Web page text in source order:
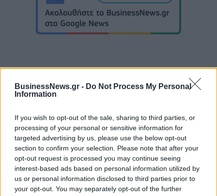
BusinessNews.gr - Do Not Process My Personal
Information
If you wish to opt-out of the sale, sharing to third parties, or
processing of your personal or sensitive information for
targeted advertising by us, please use the below opt-out
section to confirm your selection. Please note that after your
opt-out request is processed you may continue seeing
interest-based ads based on personal information utilized by
us or personal information disclosed to third parties prior to
your opt-out. You may separately opt-out of the further
Νόλεϊ: «Ανυπομονώ να ζήσω την εκπληκτική ενέργεια των οπαδών
της ΑΕΚ»
Πάρκερ: «Όνειρό μου να
κατακτήσω το ΝΒΑ Europe με τη
Βιλερμπάν – Το πλάνο της
ομάδας μένει ίδιο»
Β.Σ. Καρούλιας: Τζίρος 98,7
εκατ. ευρώ και αύξηση κερδών
57% - Τα νέα στοιχήματα σε
low & non alcohol